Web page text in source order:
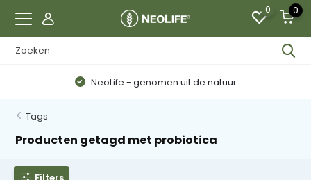
0 0
NeoLife - genomen uit de natuur
Tags
Producten getagd met probiotica
Filters